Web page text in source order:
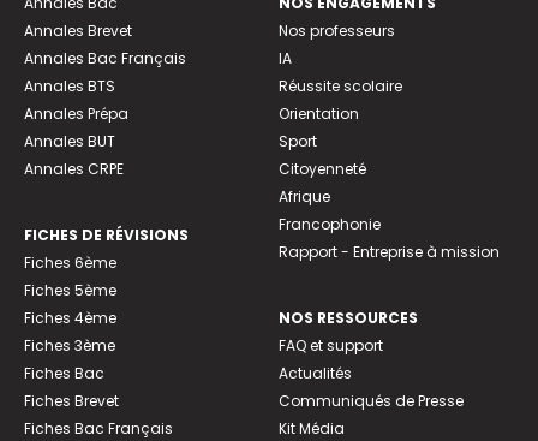
Annales Brevet
Annales Bac Français
Annales BTS
Annales Prépa
Annales BUT
Annales CRPE
FICHES DE RÉVISIONS
Fiches 6ème
Fiches 5ème
Fiches 4ème
Fiches 3ème
Fiches Bac
Fiches Brevet
Fiches Bac Français
Nos professeurs
IA
Réussite scolaire
Orientation
Sport
Citoyenneté
Afrique
Francophonie
Rapport - Entreprise à mission
NOS RESSOURCES
FAQ et support
Actualités
Communiqués de Presse
Kit Média